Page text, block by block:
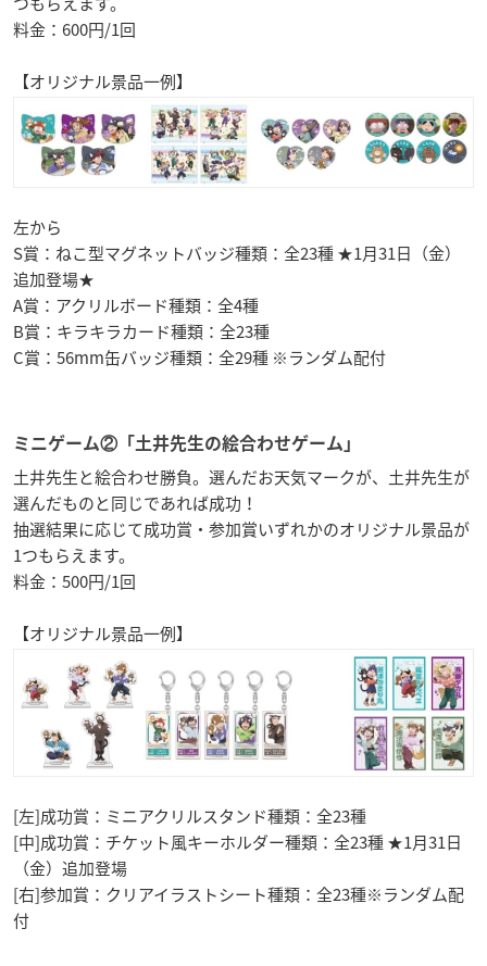
料金：600円/1回
【オリジナル景品一例】
左から
S賞：ねこ型マグネットバッジ種類：全23種 ★1月31日（金）
追加登場★
A賞：アクリルボード種類：全4種
B賞：キラキラカード種類：全23種
C賞：56mm缶バッジ種類：全29種 ※ランダム配付
ミニゲーム②「土井先生の絵合わせゲーム」
土井先生と絵合わせ勝負。選んだお天気マークが、土井先生が
選んだものと同じであれば成功！
抽選結果に応じて成功賞・参加賞いずれかのオリジナル景品が
1つもらえます。
料金：500円/1回
【オリジナル景品一例】
[左]成功賞：ミニアクリルスタンド種類：全23種
[中]成功賞：チケット風キーホルダー種類：全23種 ★1月31日
（金）追加登場
[右]参加賞：クリアイラストシート種類：全23種※ランダム配
付